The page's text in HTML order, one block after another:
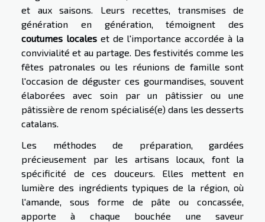
et aux saisons. Leurs recettes, transmises de
génération en génération, témoignent des
coutumes localeset de l'importance accordée à la
convivialité et au partage. Des festivités comme les
fêtes patronales ou les réunions de famille sont
l'occasion de déguster ces gourmandises, souvent
élaborées avec soin par un pâtissier ou une
pâtissière de renom spécialisé(e) dans les desserts
catalans.
Les méthodes de préparation, gardées
précieusement par les artisans locaux, font la
spécificité de ces douceurs. Elles mettent en
lumière des ingrédients typiques de la région, où
l'amande, sous forme de pâte ou concassée,
apporte à chaque bouchée une saveur